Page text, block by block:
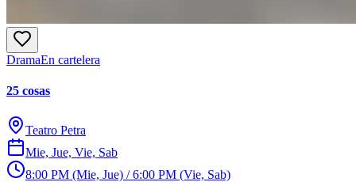
DramaEn cartelera
25 cosas
Teatro Petra
Mie, Jue, Vie, Sab
8:00 PM (Mie, Jue) / 6:00 PM (Vie, Sab)